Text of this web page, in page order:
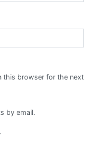
this browser for the next
by email.